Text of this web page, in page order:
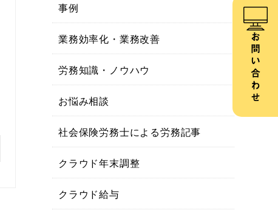
お問い合わせ
事例
業務効率化・業務改善
労務知識・ノウハウ
お悩み相談
社会保険労務士による労務記事
クラウド年末調整
クラウド給与